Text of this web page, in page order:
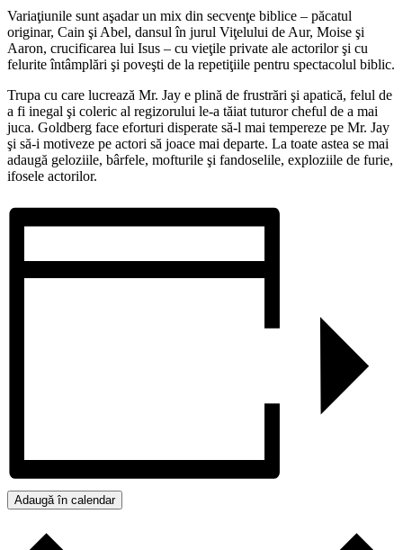
Variaţiunile sunt aşadar un mix din secvenţe biblice – păcatul
originar, Cain şi Abel, dansul în jurul Viţelului de Aur, Moise şi
Aaron, crucificarea lui Isus – cu vieţile private ale actorilor şi cu
felurite întâmplări şi poveşti de la repetiţiile pentru spectacolul biblic.
Trupa cu care lucrează Mr. Jay e plină de frustrări şi apatică, felul de
a fi inegal şi coleric al regizorului le-a tăiat tuturor cheful de a mai
juca. Goldberg face eforturi disperate să-l mai tempereze pe Mr. Jay
şi să-i motiveze pe actori să joace mai departe. La toate astea se mai
adaugă geloziile, bârfele, mofturile şi fandoselile, exploziile de furie,
ifosele actorilor.
Adaugă în calendar